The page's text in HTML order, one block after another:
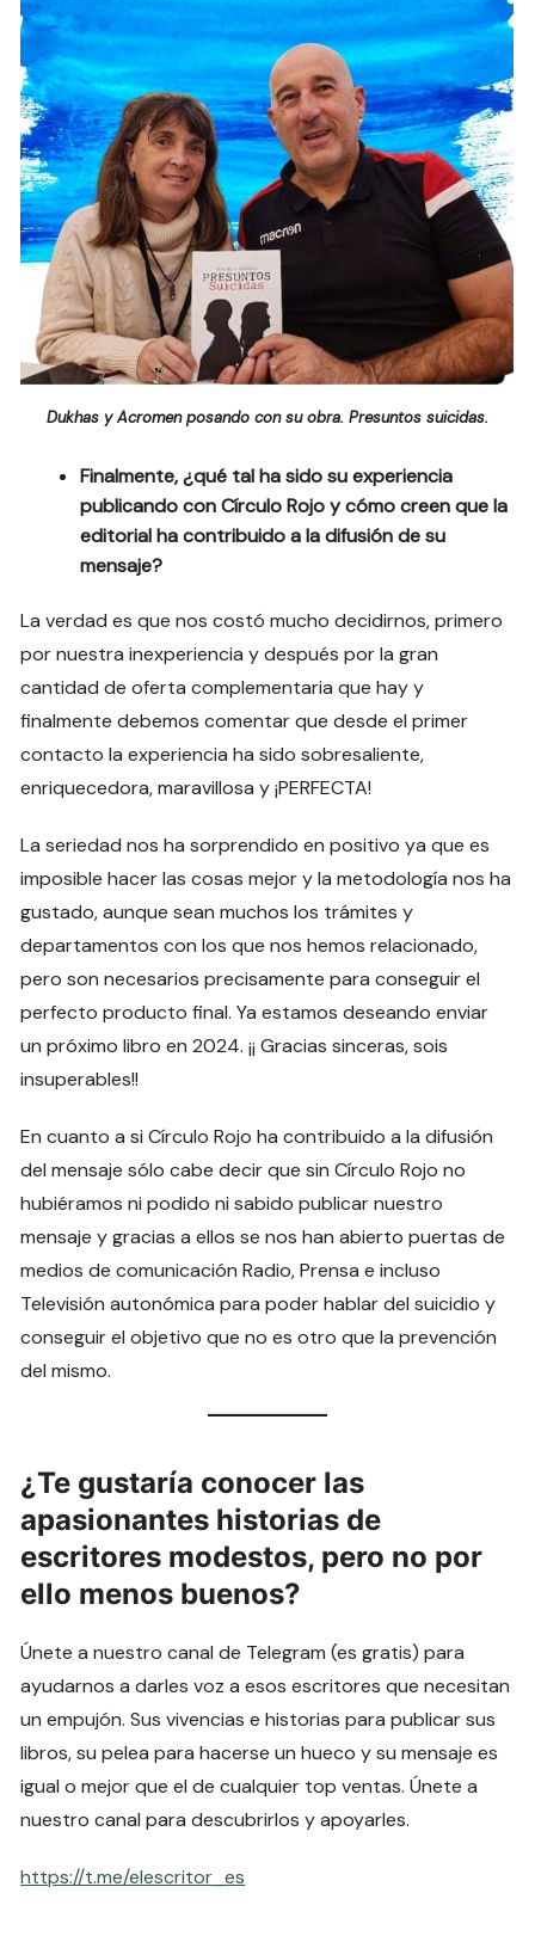
Dukhas y Acromen posando con su obra. Presuntos suicidas.
Finalmente, ¿qué tal ha sido su experiencia
publicando con Círculo Rojo y cómo creen que la
editorial ha contribuido a la difusión de su
mensaje?
La verdad es que nos costó mucho decidirnos, primero
por nuestra inexperiencia y después por la gran
cantidad de oferta complementaria que hay y
finalmente debemos comentar que desde el primer
contacto la experiencia ha sido sobresaliente,
enriquecedora, maravillosa y ¡PERFECTA!
La seriedad nos ha sorprendido en positivo ya que es
imposible hacer las cosas mejor y la metodología nos ha
gustado, aunque sean muchos los trámites y
departamentos con los que nos hemos relacionado,
pero son necesarios precisamente para conseguir el
perfecto producto final. Ya estamos deseando enviar
un próximo libro en 2024. ¡¡ Gracias sinceras, sois
insuperables!!
En cuanto a si Círculo Rojo ha contribuido a la difusión
del mensaje sólo cabe decir que sin Círculo Rojo no
hubiéramos ni podido ni sabido publicar nuestro
mensaje y gracias a ellos se nos han abierto puertas de
medios de comunicación Radio, Prensa e incluso
Televisión autonómica para poder hablar del suicidio y
conseguir el objetivo que no es otro que la prevención
del mismo.
¿Te gustaría conocer las
apasionantes historias de
escritores modestos, pero no por
ello menos buenos?
Únete a nuestro canal de Telegram (es gratis) para
ayudarnos a darles voz a esos escritores que necesitan
un empujón. Sus vivencias e historias para publicar sus
libros, su pelea para hacerse un hueco y su mensaje es
igual o mejor que el de cualquier top ventas. Únete a
nuestro canal para descubrirlos y apoyarles.
https://t.me/elescritor_es